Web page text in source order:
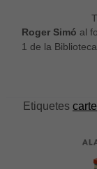
Roger Simó al
1 de la
Etiquetes cartell